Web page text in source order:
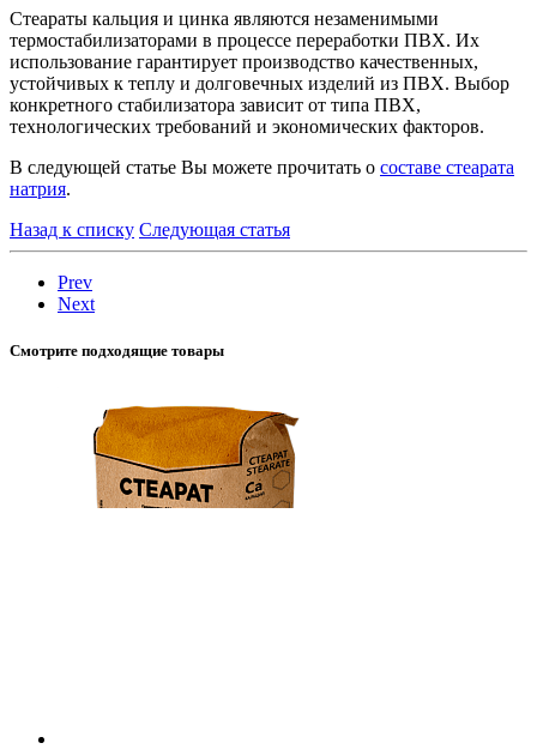
Стеараты кальция и цинка являются незаменимыми
термостабилизаторами в процессе переработки ПВХ. Их
использование гарантирует производство качественных,
устойчивых к теплу и долговечных изделий из ПВХ. Выбор
конкретного стабилизатора зависит от типа ПВХ,
технологических требований и экономических факторов.
В следующей статье Вы можете прочитать о составе стеарата
натрия.
Назад к списку Следующая статья
Prev
Next
Смотрите подходящие товары